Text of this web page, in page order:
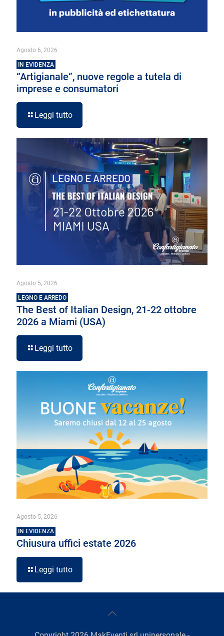
Agosto 6, 2026
IN EVIDENZA
“Artigianale”, nuove regole a tutela di
imprese e consumatori
Leggi tutto
Agosto 5, 2026
LEGNO E ARREDO
The Best of Italian Design, 21-22 ottobre
2026 a Miami (USA)
Leggi tutto
Agosto 5, 2026
IN EVIDENZA
Chiusura uffici estate 2026
Leggi tutto